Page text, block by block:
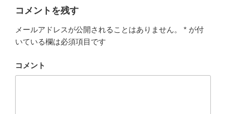
コメントを残す
メールアドレスが公開されることはありません。 * が付
いている欄は必須項目です
コメント